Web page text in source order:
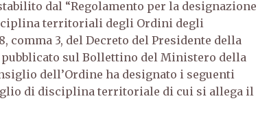
dal “Regolamento per la designazione
territoriali degli Ordini degli
comma 3, del Decreto del Presidente della
pubblicato sul Bollettino del Ministero della
dell’Ordine ha designato i seguenti
di disciplina territoriale di cui si allega il